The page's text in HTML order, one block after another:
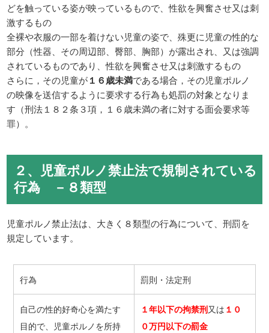
どを触っている姿が映っているもので、性欲を興奮させ又は刺
激するもの
全裸や衣服の一部を着けない児童の姿で、殊更に児童の性的な
部分（性器、その周辺部、臀部、胸部）が露出され、又は強調
されているものであり、性欲を興奮させ又は刺激するもの
さらに，その児童が１６歳未満である場合，その児童ポルノ
の映像を送信するように要求する行為も処罰の対象となりま
す（刑法１８２条３項，１６歳未満の者に対する面会要求等
罪）。
２、児童ポルノ禁止法で規制されている
行為 －８類型
児童ポルノ禁止法は、大きく８類型の行為について、刑罰を
規定しています。
行為 罰則・法定刑
自己の性的好奇心を満たす
目的で、児童ポルノを所持
１年以下の拘禁刑又は １０
０万円以下の罰金